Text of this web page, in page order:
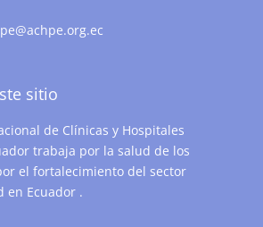
sitio
de Clínicas y Hospitales
trabaja por la salud de los
el fortalecimiento del sector
en Ecuador .